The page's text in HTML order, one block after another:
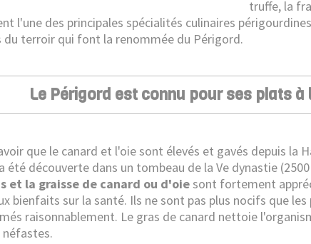
truffe, la
l'une des principales spécialités culinaires
du terroir qui font la renommée du Périgord.
Le Périgord est connu pour ses plats
que le canard et l'oie sont élevés et gavés depuis la
été découverte dans un tombeau de la Ve dynastie
et la graisse de canard ou d'oiesont fortement
bienfaits sur la santé. Ils ne sont pas plus nocifs que
raisonnablement. Le gras de canard nettoie